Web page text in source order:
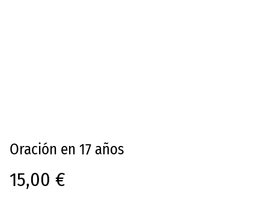
Oración en 17 años
15,00 €